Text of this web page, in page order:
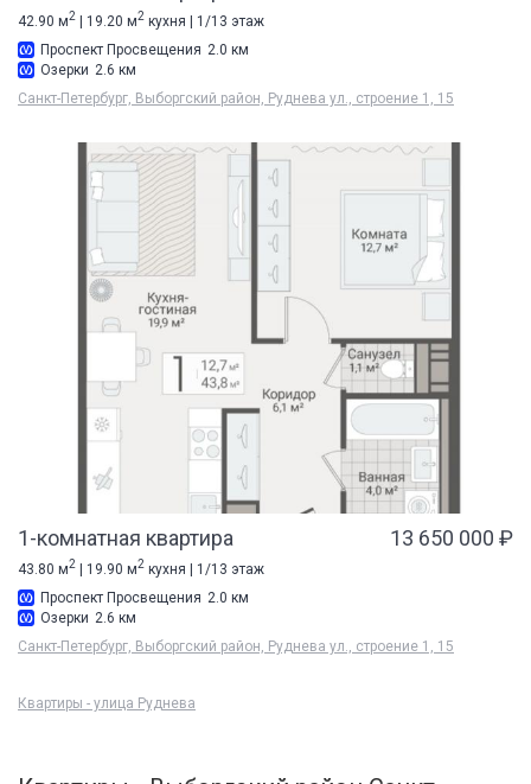
42.90 м2 | 19.20 м2 кухня | 1/13 этаж
Проспект Просвещения 2.0 км
Озерки 2.6 км
Санкт-Петербург, Выборгский район, Руднева ул., строение 1, 15
1-комнатная квартира 13 650 000 ₽
43.80 м2 | 19.90 м2 кухня | 1/13 этаж
Проспект Просвещения 2.0 км
Озерки 2.6 км
Санкт-Петербург, Выборгский район, Руднева ул., строение 1, 15
Квартиры - улица Руднева